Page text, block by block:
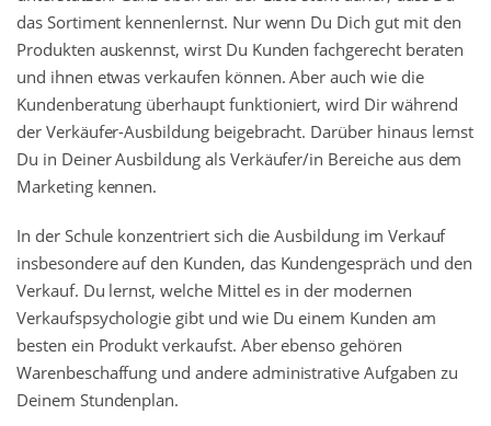
das Sortiment kennenlernst. Nur wenn Du Dich gut mit den
Produkten auskennst, wirst Du Kunden fachgerecht beraten
und ihnen etwas verkaufen können. Aber auch wie die
Kundenberatung überhaupt funktioniert, wird Dir während
der Verkäufer-Ausbildung beigebracht. Darüber hinaus lernst
Du in Deiner Ausbildung als Verkäufer/in Bereiche aus dem
Marketing kennen.
In der Schule konzentriert sich die Ausbildung im Verkauf
insbesondere auf den Kunden, das Kundengespräch und den
Verkauf. Du lernst, welche Mittel es in der modernen
Verkaufspsychologie gibt und wie Du einem Kunden am
besten ein Produkt verkaufst. Aber ebenso gehören
Warenbeschaffung und andere administrative Aufgaben zu
Deinem Stundenplan.